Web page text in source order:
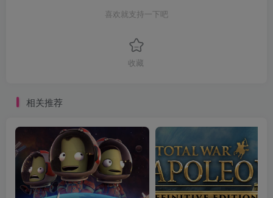
喜欢就支持一下吧
收藏
相关推荐